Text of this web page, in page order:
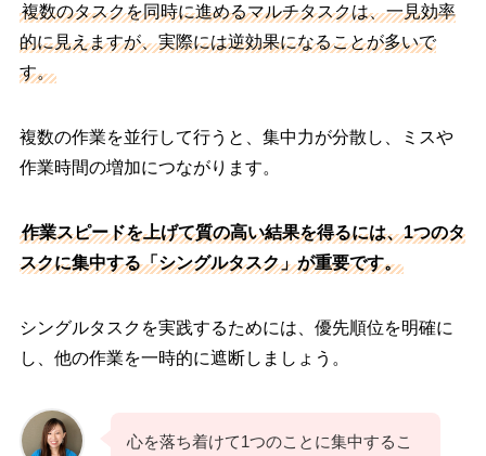
複数のタスクを同時に進めるマルチタスクは、一見効率
的に見えますが、実際には逆効果になることが多いで
す。
複数の作業を並行して行うと、集中力が分散し、ミスや
作業時間の増加につながります。
作業スピードを上げて質の高い結果を得るには、1つのタ
スクに集中する「シングルタスク」が重要です。
シングルタスクを実践するためには、優先順位を明確に
し、他の作業を一時的に遮断しましょう。
心を落ち着けて1つのことに集中するこ